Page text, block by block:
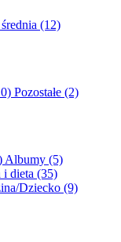
(12)
Pozostałe (2)
Albumy (5)
dieta (35)
Dziecko (9)